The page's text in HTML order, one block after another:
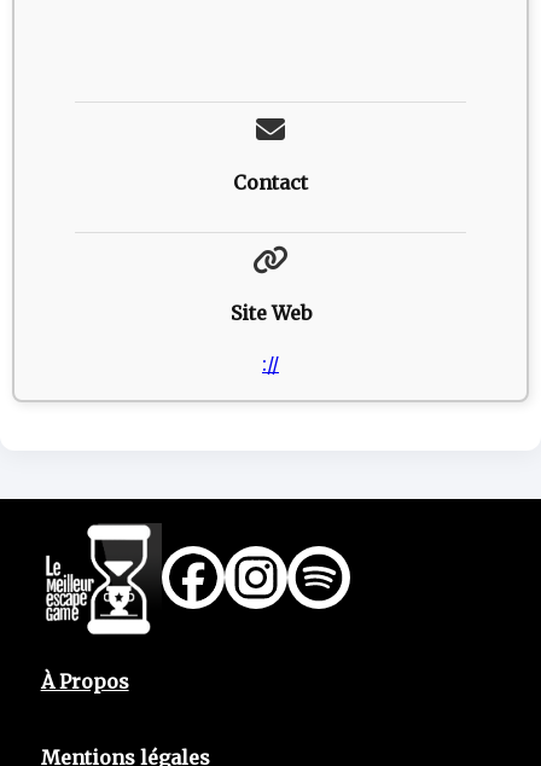
Contact
Site Web
://
À Propos
Mentions légales